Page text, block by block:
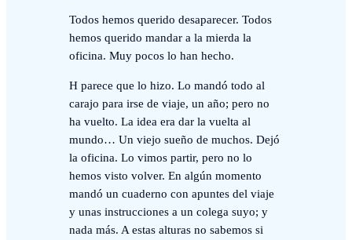
Todos hemos querido desaparecer. Todos
hemos querido mandar a la mierda la
oficina. Muy pocos lo han hecho.
H parece que lo hizo. Lo mandó todo al
carajo para irse de viaje, un año; pero no
ha vuelto. La idea era dar la vuelta al
mundo… Un viejo sueño de muchos. Dejó
la oficina. Lo vimos partir, pero no lo
hemos visto volver. En algún momento
mandó un cuaderno con apuntes del viaje
y unas instrucciones a un colega suyo; y
nada más. A estas alturas no sabemos si